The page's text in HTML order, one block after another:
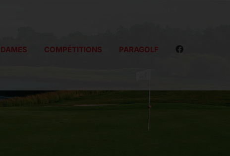
DAMES COMPÉTITIONS PARAGOLF